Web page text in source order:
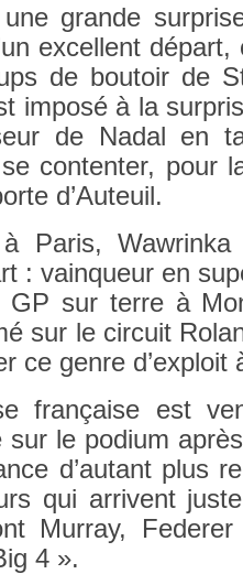
gran­de
ex­cel­lent
de boutoir de
imposé à la
de Nadal en
con­tent­er, pour
d’Auteuil.
à Paris,
: vain­queur en
sur terre à
sur le cir­cuit
ce genre d’exploit
française est
sur le podium
d’autant plus
qui ar­rivent
Mur­ray,
4 ».